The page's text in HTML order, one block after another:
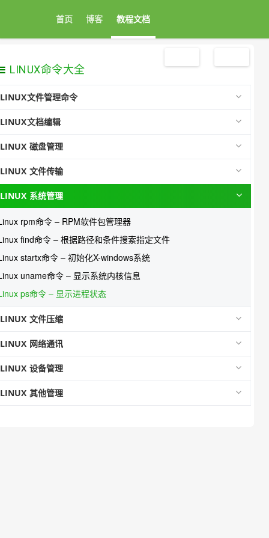
首页 博客 教程文档
LINUX命令大全
LINUX文件管理命令
LINUX文档编辑
LINUX 磁盘管理
LINUX 文件传输
LINUX 系统管理
rpm命令 – RPM软件包管理器
find命令 – 根据路径和条件搜索指定文件
startx命令 – 初始化X-windows系统
uname命令 – 显示系统内核信息
ps命令 – 显示进程状态
LINUX 文件压缩
LINUX 网络通讯
LINUX 设备管理
LINUX 其他管理